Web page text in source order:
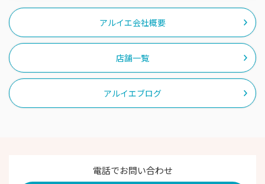
アルイエ会社概要
店舗一覧
アルイエブログ
電話でお問い合わせ